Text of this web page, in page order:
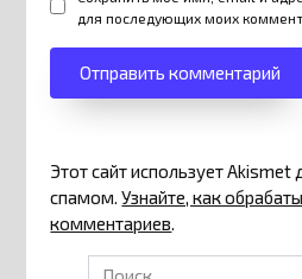
для последующих моих
Этот сайт использует Akismet
спамом.Узнайте, как
комментариев.
Search